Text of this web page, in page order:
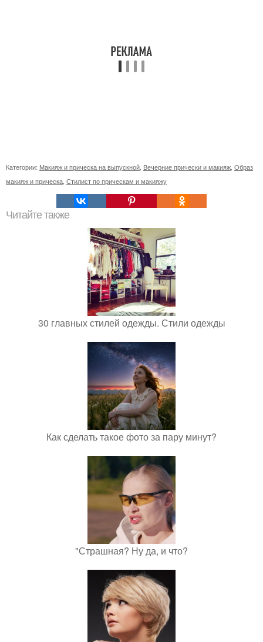
Категории: Макияж и прическа на выпускной Вечерние прически и макияж Образ
макияж и прическа Стилист по прическам и макияжу
Читайте также
30 главных стилей одежды. Стили одежды
Как сделать такое фото за пару минут?
"Страшная? Ну да, и что?